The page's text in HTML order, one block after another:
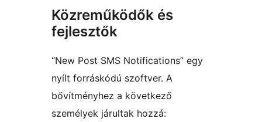
Közreműködők és
fejlesztők
“New Post SMS Notifications” egy
nyílt forráskódú szoftver. A
bővítményhez a következő
személyek járultak hozzá: